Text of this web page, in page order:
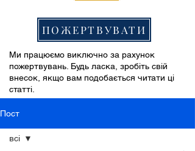
ПОЖЕРТВУВАТИ
Ми працюємо виключно за рахунок
пожертвувань. Будь ласка, зробіть свій
внесок, якщо вам подобається читати ці
статті.
Пост
всі